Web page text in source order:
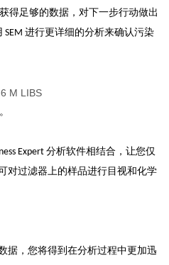
得足够的数据，对下一步行动做出
进行更详细的分析来确认污染
Expert 分析软件相结合，让您仅
对过滤器上的样品进行目视和化学
据，您将得到在分析过程中更加迅